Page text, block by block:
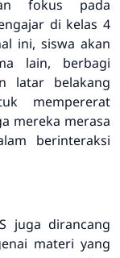
fokus pada
di kelas 4
ini, siswa akan
lain, berbagi
latar belakang
mempererat
mereka merasa
berinteraksi
juga dirancang
materi yang